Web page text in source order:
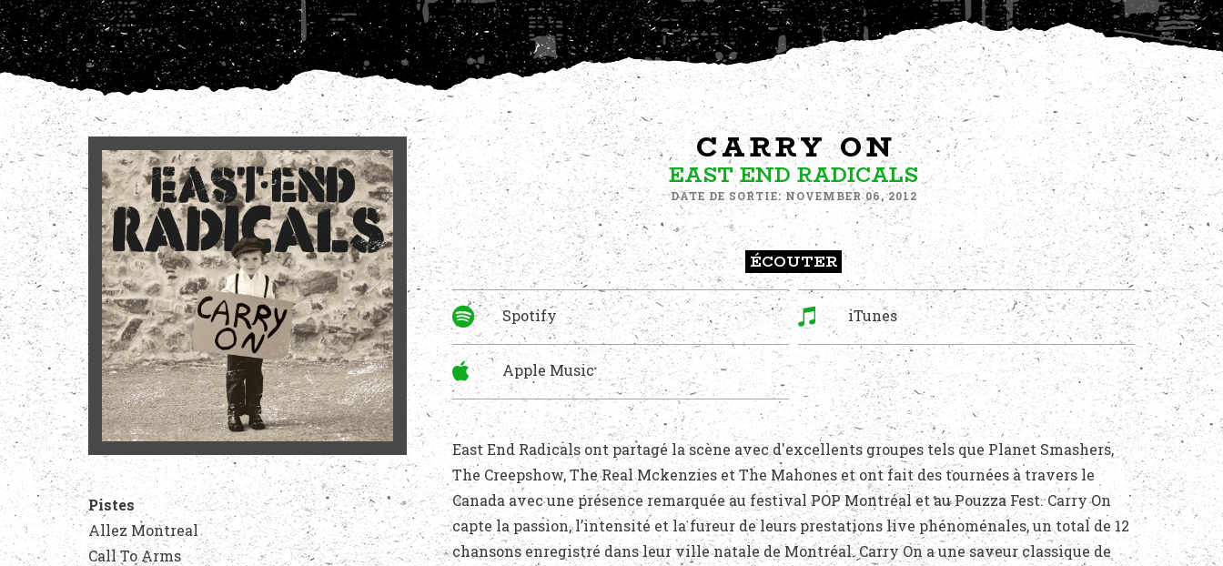
Pistes
Allez Montreal
Call To Arms
CARRY ON
EAST END RADICALS
DATE DE SORTIE: NOVEMBER 06, 2012
ÉCOUTER
Spotify iTunes
Apple Music
East End Radicals ont partagé la scène avec d'excellents groupes tels que Planet Smashers,
The Creepshow, The Real Mckenzies et The Mahones et ont fait des tournées à travers le
Canada avec une présence remarquée au festival POP Montréal et au Pouzza Fest. Carry On
capte la passion, l’intensité et la fureur de leurs prestations live phénoménales, un total de 12
chansons enregistré dans leur ville natale de Montréal. Carry On a une saveur classique de